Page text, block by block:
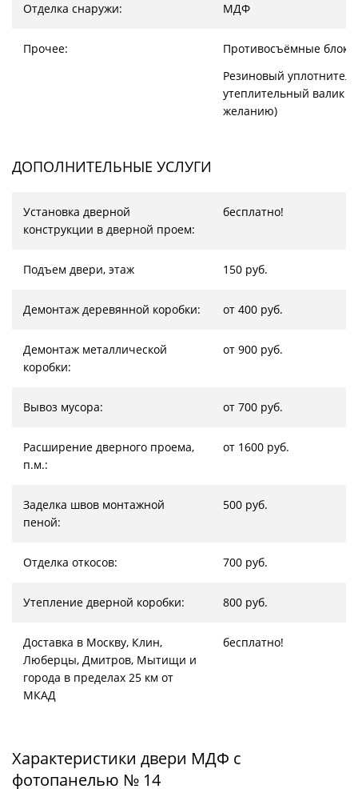
Отделка снаружи: МДФ
Прочее:
Противосъёмные
Резиновый
утеплительный валик
желанию)
ДОПОЛНИТЕЛЬНЫЕ УСЛУГИ
Установка дверной
конструкции в дверной проем:
бесплатно!
Подъем двери, этаж 150 руб.
Демонтаж деревянной коробки: от 400 руб.
Демонтаж металлической
коробки:
от 900 руб.
Вывоз мусора: от 700 руб.
Расширение дверного проема,
п.м.:
от 1600 руб.
Заделка швов монтажной
пеной:
500 руб.
Отделка откосов: 700 руб.
Утепление дверной коробки: 800 руб.
Доставка в Москву, Клин,
Люберцы, Дмитров, Мытищи и
города в пределах 25 км от
МКАД
бесплатно!
Характеристики двери МДФ с
фотопанелью № 14